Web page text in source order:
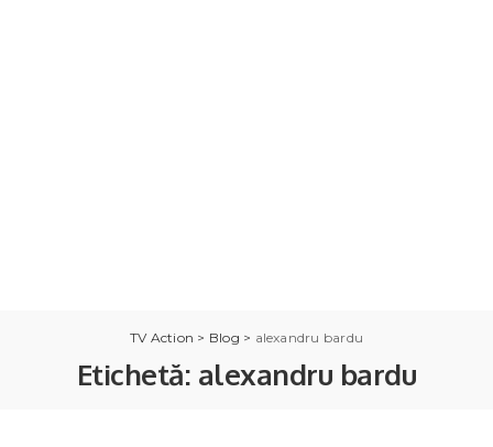
TV Action > Blog > alexandru bardu
Etichetă: alexandru bardu